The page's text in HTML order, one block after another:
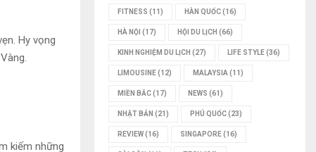
Hy vọng
kiếm những
FITNESS (11) HÀN QUỐC(16)
HÀ NỘI (17) HỘI DU LỊCH (66)
KINH NGHIỆM DU LỊCH (27) LIFE STYLE(36)
LIMOUSINE(12) MALAYSIA (11)
MIỀN BẮC(17) NEWS (61)
NHẬT BẢN (21) PHÚ QUỐC(23)
REVIEW(16) SINGAPORE(16)